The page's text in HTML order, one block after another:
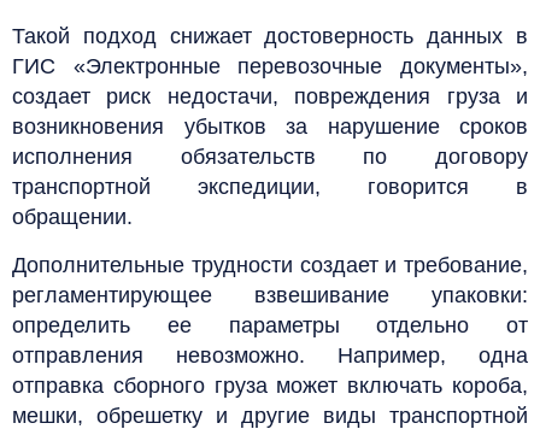
Такой подход снижает достоверность данных в
ГИС «Электронные перевозочные документы»,
создает риск недостачи, повреждения груза и
возникновения убытков за нарушение сроков
исполнения обязательств по договору
транспортной экспедиции, говорится в
обращении.
Дополнительные трудности создает и требование,
регламентирующее взвешивание упаковки:
определить ее параметры отдельно от
отправления невозможно. Например, одна
отправка сборного груза может включать короба,
мешки, обрешетку и другие виды транспортной